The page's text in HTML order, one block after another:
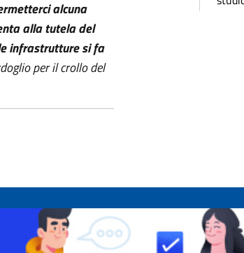
alcuna
alla tutela del
infrastrutture si fa
per il crollo del